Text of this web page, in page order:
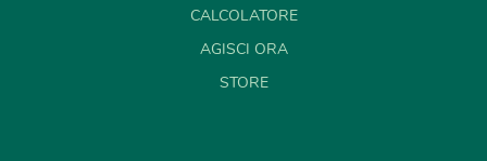
CALCOLATORE
AGISCI ORA
STORE